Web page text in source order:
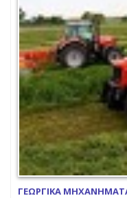
ΓΕΩΡΓΙΚΑ ΜΗΧΑΝΗΜΑΤΑ